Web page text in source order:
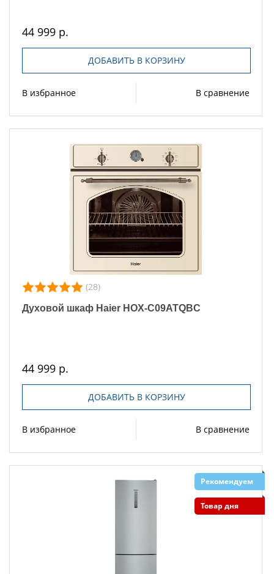
44 999 р.
ДОБАВИТЬ В КОРЗИНУ
В избранное В сравнение
(28)
Духовой шкаф Haier HOX-C09ATQBC
44 999 р.
ДОБАВИТЬ В КОРЗИНУ
В избранное В сравнение
Рекомендуем
Товар дня